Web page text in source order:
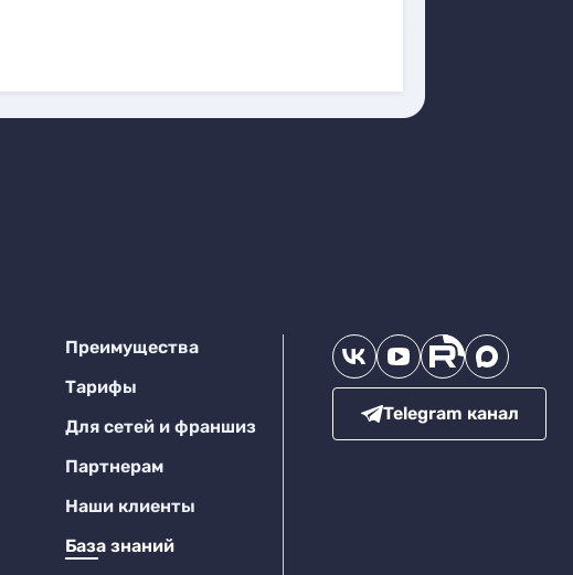
Преимущества
Тарифы
Для сетей и франшиз
Партнерам
Наши клиенты
База знаний
Telegram канал